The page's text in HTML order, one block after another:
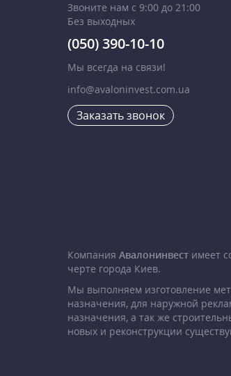
Звоните нам с 9:00 до 21:00
Без выходных
(050) 390-10-10
Мы всегда на связи!
info@avaloninvest.com.ua
Заказать звонок
Компания Авалонинвест имеет
черте города Киев.
Мы выполняем изготовление
назначения, для наружной
назначения, а так же
новых и реконструкции